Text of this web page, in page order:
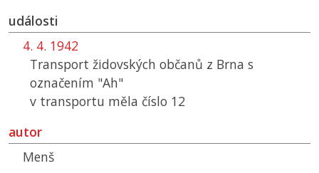
události
4. 4. 1942
Transport židovských občanů z Brna s
označením "Ah"
v transportu měla číslo 12
autor
Menš